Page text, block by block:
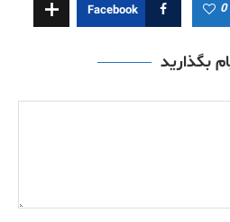
0
Facebook
بگذارید